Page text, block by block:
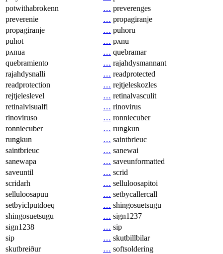
potwithabrokenn
… preverenges
preverenie
… propagiranje
propagiranje
… puhoru
puhot
… pʌnu
pʌnua
… quebramar
quebramiento
… rajahdysmannant
rajahdysnalli
… readprotected
readprotection
… rejtjeleskozles
rejtjeleslevel
… retinalvasculit
retinalvisualfi
… rinovirus
rinoviruso
… ronniecuber
ronniecuber
… rungkun
rungkun
… saintbrieuc
saintbrieuc
… sanewai
sanewapa
… saveunformatted
saveuntil
… scrid
scridarh
… selluloosapitoi
selluloosapuu
… setbycallercall
setbyiclputdoeq
… shingosuetsugu
shingosuetsugu
… sign1237
sign1238
… sip
sip
… skutbillbilar
skutbreiður
… softsoldering